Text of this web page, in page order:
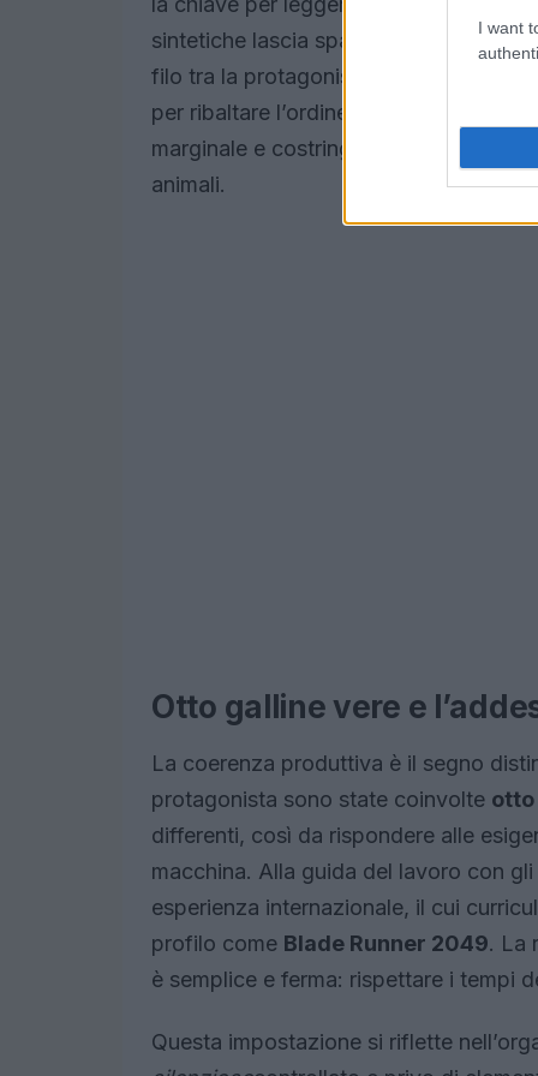
I want
sintetiche lascia spazio a una
filo tra la protagonista e lo spettatore.
per ribaltare l’ordine delle priorità,
marginale e costringendo a
animali.
Otto galline vere e
La coerenza produttiva è il segno
protagonista sono state coinvolte otto
differenti, così da rispondere alle
macchina. Alla guida del lavoro con gli
esperienza internazionale, il cui
profilo come Blade Runner 2049. La
è semplice e ferma: rispettare i tempi
Questa impostazione si riflette